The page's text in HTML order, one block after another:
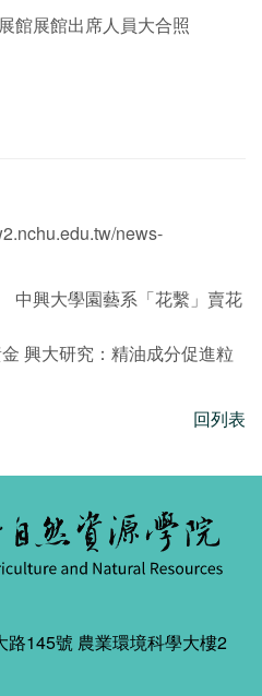
館展館出席人員大合照
news-
興大學園藝系「花繫」賣花
興大研究：精油成分促進粒
回列表
145號 農業環境科學大樓2